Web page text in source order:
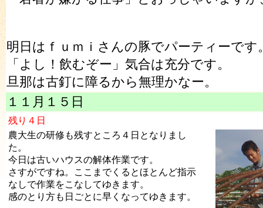
明日はｆｕｍｉさんの豚でパーティーです
「よし！飲むぞー」気合は充分です。
旦那は古釘に障るから無理かなー。
１１月１５日
残り４日
農大生の研修も残すところ４日となりまし
た。
今日は古いハウスの解体作業です。
さすがですね。ここまでくるとほとんど指示
なしで作業をこなしてゆきます。
感のとり方も日ごとに早くなってゆきます。